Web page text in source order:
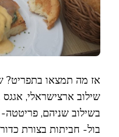
אז מה תמצאו בתפריט?
שילוב ארצישראלי,
בשילוב שניהם,
בול- חביתות בצורת